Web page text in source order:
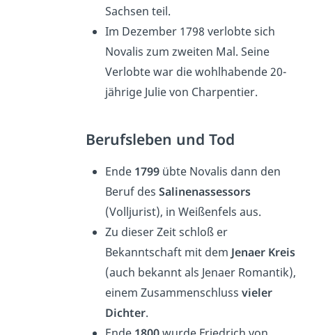
Sachsen teil.
Im Dezember 1798 verlobte sich
Novalis zum zweiten Mal. Seine
Verlobte war die wohlhabende 20-
jährige Julie von Charpentier.
Berufsleben und Tod
Ende 1799 übte Novalis dann den
Beruf desSalinenassessors
(Volljurist), in Weißenfels aus.
Zu dieser Zeit schloß er
Bekanntschaft mit dem Jenaer Kreis
(auch bekannt als Jenaer Romantik),
einem Zusammenschlussvieler
Dichter.